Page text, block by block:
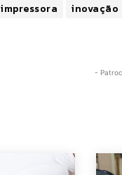
impressora inovação
-